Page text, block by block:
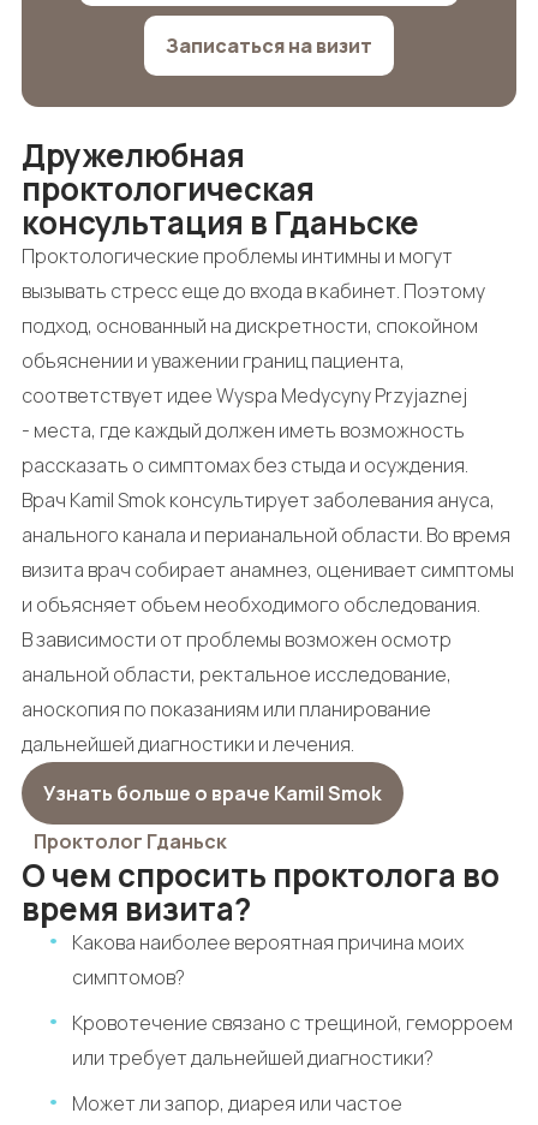
Записаться на визит
Дружелюбная
проктологическая
консультация в Гданьске
Проктологические проблемы интимны и могут
вызывать стресс еще до входа в кабинет. Поэтому
подход, основанный на дискретности, спокойном
объяснении и уважении границ пациента,
соответствует идее Wyspa Medycyny Przyjaznej
- места, где каждый должен иметь возможность
рассказать о симптомах без стыда и осуждения.
Врач Kamil Smok консультирует заболевания ануса,
анального канала и перианальной области. Во время
визита врач собирает анамнез, оценивает симптомы
и объясняет объем необходимого обследования.
В зависимости от проблемы возможен осмотр
анальной области, ректальное исследование,
аноскопия по показаниям или планирование
дальнейшей диагностики и лечения.
Узнать больше о враче Kamil Smok
Проктолог Гданьск
О чем спросить проктолога во
время визита?
Какова наиболее вероятная причина моих
симптомов?
Кровотечение связано с трещиной, геморроем
или требует дальнейшей диагностики?
Может ли запор, диарея или частое